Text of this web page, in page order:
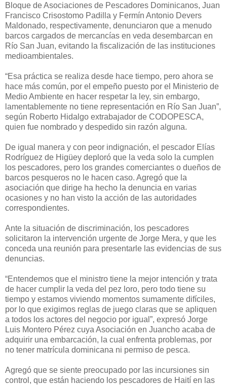
Bloque de Asociaciones de Pescadores Dominicanos, Juan
Francisco Crisostomo Padilla y Fermín Antonio Devers
Maldonado, respectivamente, denunciaron que a menudo
barcos cargados de mercancías en veda desembarcan en
Río San Juan, evitando la fiscalización de las instituciones
medioambientales.
“Esa práctica se realiza desde hace tiempo, pero ahora se
hace más común, por el empeño puesto por el Ministerio de
Medio Ambiente en hacer respetar la ley, sin embargo,
lamentablemente no tiene representación en Río San Juan”,
según Roberto Hidalgo extrabajador de CODOPESCA,
quien fue nombrado y despedido sin razón alguna.
De igual manera y con peor indignación, el pescador Elías
Rodríguez de Higüey deploró que la veda solo la cumplen
los pescadores, pero los grandes comerciantes o dueños de
barcos pesqueros no le hacen caso. Agregó que la
asociación que dirige ha hecho la denuncia en varias
ocasiones y no han visto la acción de las autoridades
correspondientes.
Ante la situación de discriminación, los pescadores
solicitaron la intervención urgente de Jorge Mera, y que les
conceda una reunión para presentarle las evidencias de sus
denuncias.
“Entendemos que el ministro tiene la mejor intención y trata
de hacer cumplir la veda del pez loro, pero todo tiene su
tiempo y estamos viviendo momentos sumamente difíciles,
por lo que exigimos reglas de juego claras que se apliquen
a todos los actores del negocio por igual”, expresó Jorge
Luis Montero Pérez cuya Asociación en Juancho acaba de
adquirir una embarcación, la cual enfrenta problemas, por
no tener matrícula dominicana ni permiso de pesca.
Agregó que se siente preocupado por las incursiones sin
control, que están haciendo los pescadores de Haití en las